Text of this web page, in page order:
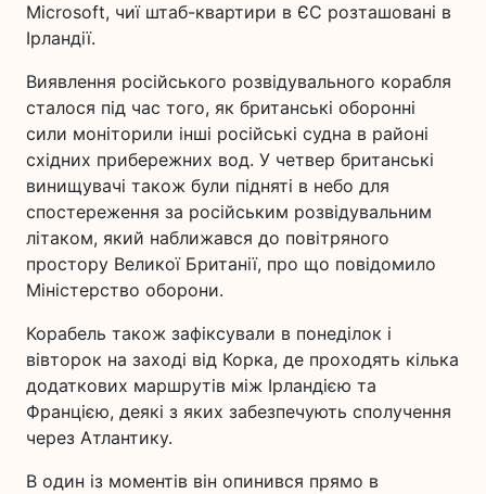
Microsoft, чиї штаб-квартири в ЄС розташовані в
Ірландії.
Виявлення російського розвідувального корабля
сталося під час того, як британські оборонні
сили моніторили інші російські судна в районі
східних прибережних вод. У четвер британські
винищувачі також були підняті в небо для
спостереження за російським розвідувальним
літаком, який наближався до повітряного
простору Великої Британії, про що повідомило
Міністерство оборони.
Корабель також зафіксували в понеділок і
вівторок на заході від Корка, де проходять кілька
додаткових маршрутів між Ірландією та
Францією, деякі з яких забезпечують сполучення
через Атлантику.
В один із моментів він опинився прямо в